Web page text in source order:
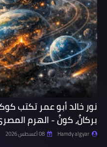
نور خالد أبو عمر تكتب
بركانٌ، كونٌ - الهرم
Hamdy algyar 08 أغسطس 2026